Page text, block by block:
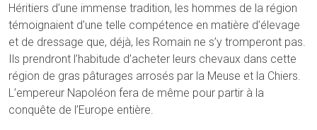
Héritiers d’une immense tradition, les hommes de la région
témoignaient d’une telle compétence en matière d’élevage
et de dressage que, déjà, les Romain ne s’y tromperont pas.
Ils prendront l’habitude d’acheter leurs chevaux dans cette
région de gras pâturages arrosés par la Meuse et la Chiers.
L’empereur Napoléon fera de même pour partir à la
conquête de l’Europe entière.